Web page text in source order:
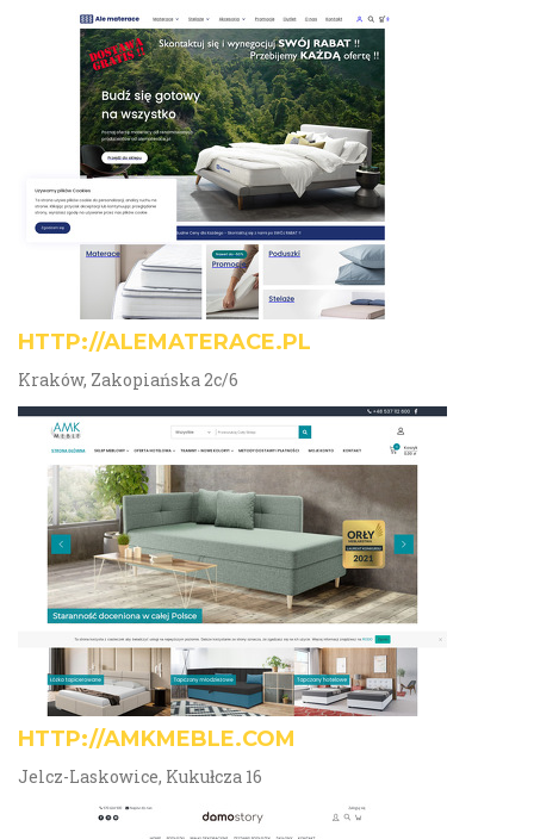
HTTP://ALEMATERACE.PL
Kraków, Zakopiańska 2c/6
HTTP://AMKMEBLE.COM
Jelcz-Laskowice, Kukułcza 16